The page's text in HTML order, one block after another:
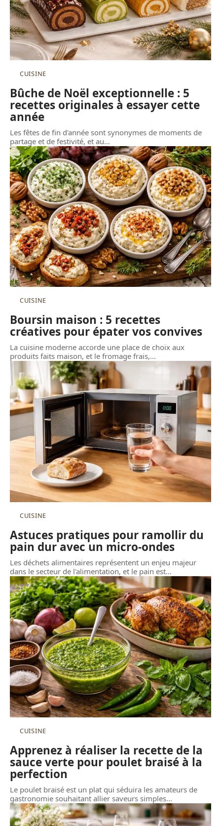
CUISINE
Bûche de Noël exceptionnelle : 5
recettes originales à essayer cette
année
Les fêtes de fin d'année sont synonymes de moments de
partage et de festivité, et au…
CUISINE
Boursin maison : 5 recettes
créatives pour épater vos convives
La cuisine moderne accorde une place de choix aux
produits faits maison, et le fromage frais,…
CUISINE
Astuces pratiques pour ramollir du
pain dur avec un micro-ondes
Les déchets alimentaires représentent un enjeu majeur
dans le secteur de l'alimentation, et le pain est…
CUISINE
Apprenez à réaliser la recette de la
sauce verte pour poulet braisé à la
perfection
Le poulet braisé est un plat qui séduira les amateurs de
gastronomie souhaitant allier saveurs simples…